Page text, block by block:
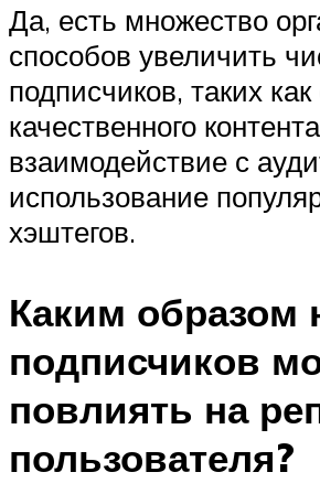
Да, есть множество
способов увеличить
подписчиков, таких
качественного
взаимодействие с
использование
хэштегов.
Каким образом
подписчиков
повлиять на
пользователя?